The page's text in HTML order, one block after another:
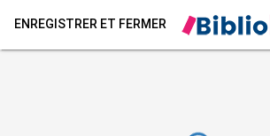
ENREGISTRER ET FERMER